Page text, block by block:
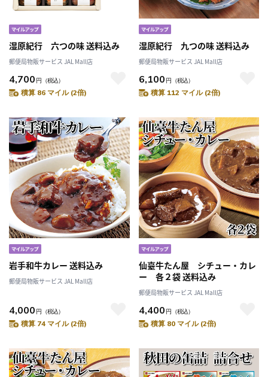
湿原紀行 六つの味 送料込み
郵便局物販サービス JAL Mall店
4,700 円 （税込）
積算 86 マイル (2倍)
湿原紀行 九つの味 送料込み
郵便局物販サービス JAL Mall店
6,100 円 （税込）
積算 112 マイル (2倍)
岩手和牛カレー 送料込み
郵便局物販サービス JAL Mall店
4,000 円 （税込）
積算 74 マイル (2倍)
仙臺牛たん屋 シチュー・カレ
ー 各２袋 送料込み
郵便局物販サービス JAL Mall店
4,400 円 （税込）
積算 80 マイル (2倍)